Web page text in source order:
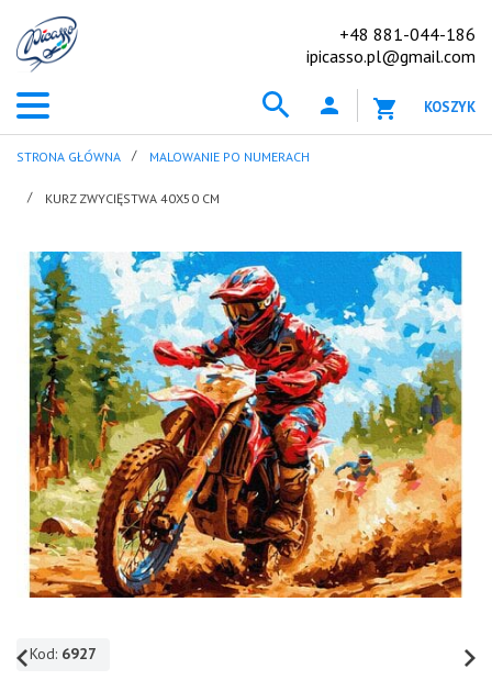
+48 881-044-186
ipicasso.pl@gmail.com
KOSZYK
STRONA GŁÓWNA MALOWANIE PO NUMERACH
KURZ ZWYCIĘSTWA 40X50 CM
Kod: 6927